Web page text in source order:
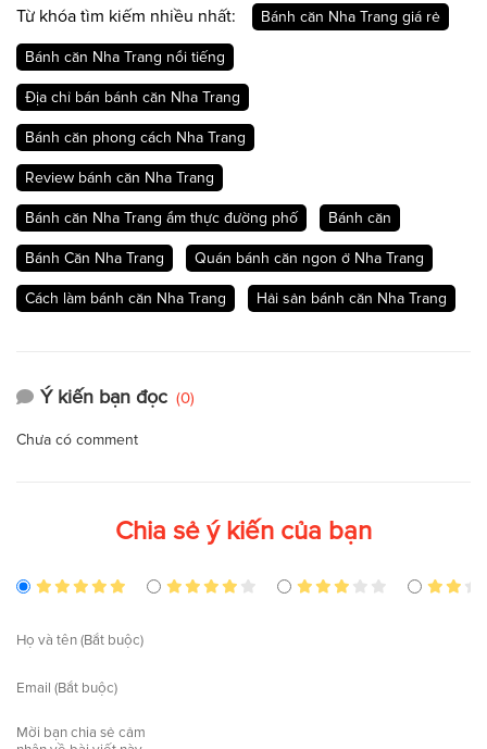
Từ khóa tìm kiếm nhiều nhất: Bánh căn Nha Trang giá rẻ
Bánh căn Nha Trang nổi tiếng
Địa chỉ bán bánh căn Nha Trang
Bánh căn phong cách Nha Trang
Review bánh căn Nha Trang
Bánh căn Nha Trang ẩm thực đường phố Bánh căn
Bánh Căn Nha Trang Quán bánh căn ngon ở Nha Trang
Cách làm bánh căn Nha Trang Hải sản bánh căn Nha Trang
Ý kiến bạn đọc (0)
Chưa có comment
Chia sẻ ý kiến của bạn